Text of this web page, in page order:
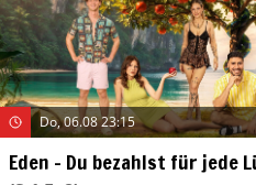
Do, 06.08 23:15
Eden – Du bezahlst für jede